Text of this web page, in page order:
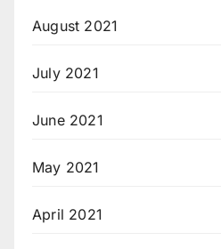
August 2021
July 2021
June 2021
May 2021
April 2021